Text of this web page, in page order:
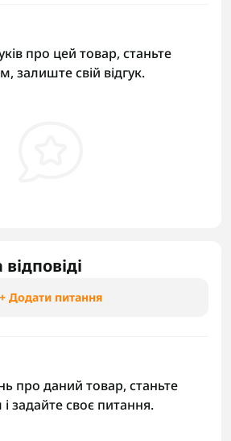
про цей товар, станьте
залиште свій відгук.
+ Додати питання
про даний товар, станьте
задайте своє питання.